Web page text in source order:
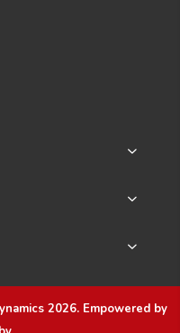
+
+
+
2026. Empowered by